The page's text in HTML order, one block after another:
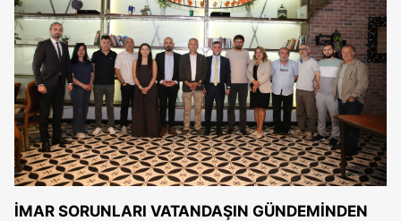
İMAR SORUNLARI VATANDAŞIN GÜNDEMİNDEN